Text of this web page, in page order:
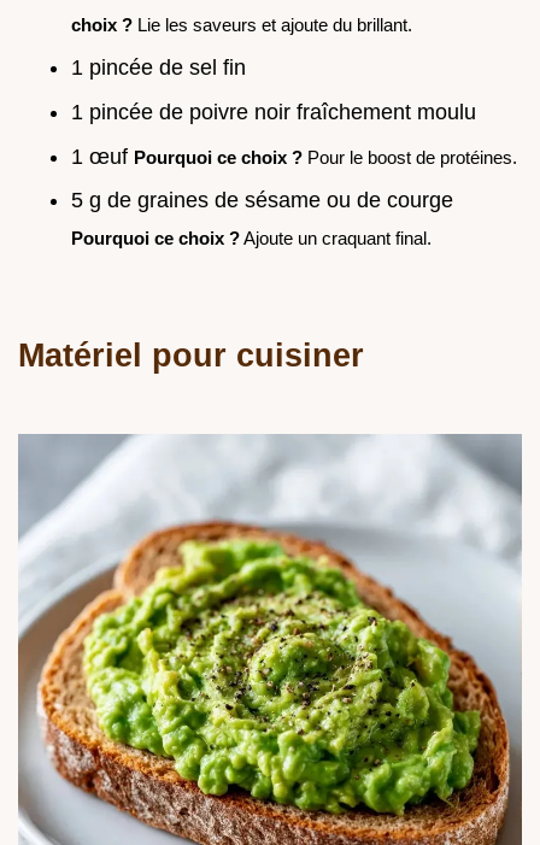
choix ? Lie les saveurs et ajoute du brillant.
1 pincée de sel fin
1 pincée de poivre noir fraîchement moulu
1 œuf Pourquoi ce choix ? Pour le boost de protéines.
5 g de graines de sésame ou de courge
Pourquoi ce choix ?Ajoute un craquant final.
Matériel pour cuisiner